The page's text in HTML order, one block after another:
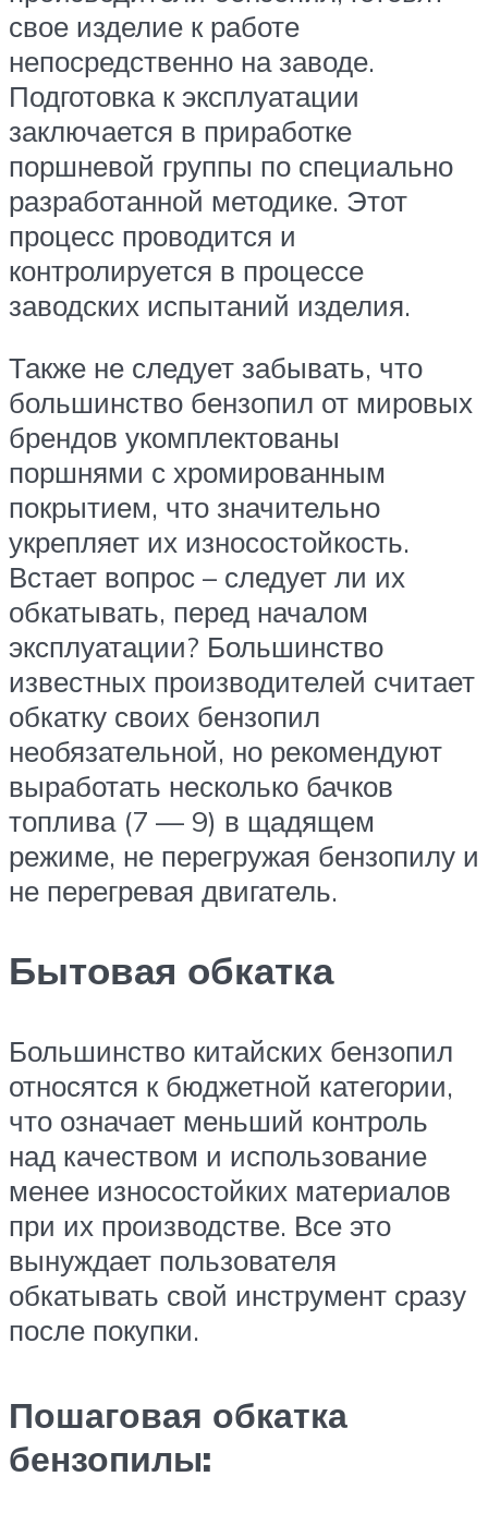
свое изделие к работе
непосредственно на заводе.
Подготовка к эксплуатации
заключается в приработке
поршневой группы по специально
разработанной методике. Этот
процесс проводится и
контролируется в процессе
заводских испытаний изделия.
Также не следует забывать, что
большинство бензопил от мировых
брендов укомплектованы
поршнями с хромированным
покрытием, что значительно
укрепляет их износостойкость.
Встает вопрос – следует ли их
обкатывать, перед началом
эксплуатации? Большинство
известных производителей считает
обкатку своих бензопил
необязательной, но рекомендуют
выработать несколько бачков
топлива (7 — 9) в щадящем
режиме, не перегружая бензопилу и
не перегревая двигатель.
Бытовая обкатка
Большинство китайских бензопил
относятся к бюджетной категории,
что означает меньший контроль
над качеством и использование
менее износостойких материалов
при их производстве. Все это
вынуждает пользователя
обкатывать свой инструмент сразу
после покупки.
Пошаговая обкатка
бензопилы: